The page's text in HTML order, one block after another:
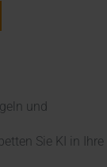
und
Sie KI in Ihre